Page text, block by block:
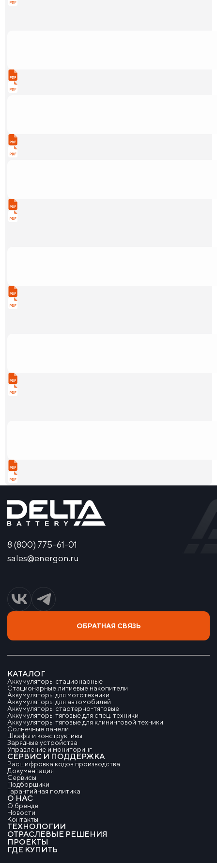
8 (800) 775-61-01
sales@energon.ru
ОБРАТНАЯ СВЯЗЬ
КАТАЛОГ
Аккумуляторы стационарные
Стационарные литиевые накопители
Аккумуляторы для мототехники
Аккумуляторы для автомобилей
Аккумуляторы стартерно-тяговые
Аккумуляторы тяговые для спец. техники
Аккумуляторы тяговые для клининговой техники
Солнечные панели
Шкафы и конструктивы
Зарядные устройства
Управление и мониторинг
СЕРВИС И ПОДДЕРЖКА
Расшифровка кодов производства
Документация
Сервисы
Подборщики
Гарантийная политика
О НАС
О бренде
Новости
Контакты
ТЕХНОЛОГИИ
ОТРАСЛЕВЫЕ РЕШЕНИЯ
ПРОЕКТЫ
ГДЕ КУПИТЬ